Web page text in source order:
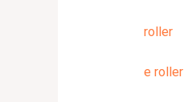
roller
e roller